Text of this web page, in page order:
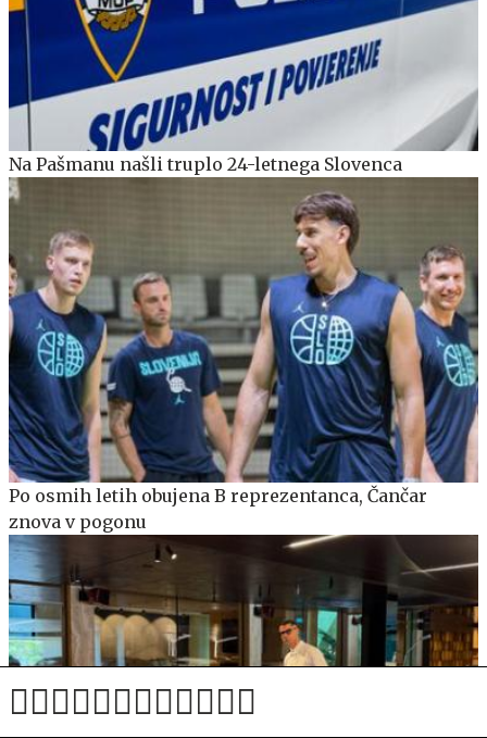
Na Pašmanu našli truplo 24-letnega Slovenca
Po osmih letih obujena B reprezentanca, Čančar
znova v pogonu